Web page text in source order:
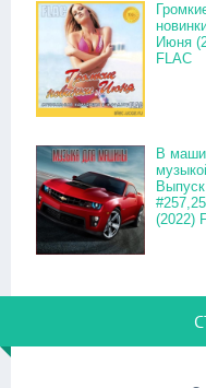
Июня
FLAC
В
Выпуск
(2022)